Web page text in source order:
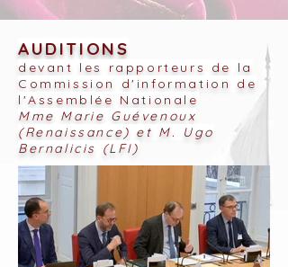
AUDITIONS
devant les rapporteurs de la
Commission d'information de
l'Assemblée Nationale
Mme Marie Guévenoux
(Renaissance) et M. Ugo
Bernalicis (LFI)